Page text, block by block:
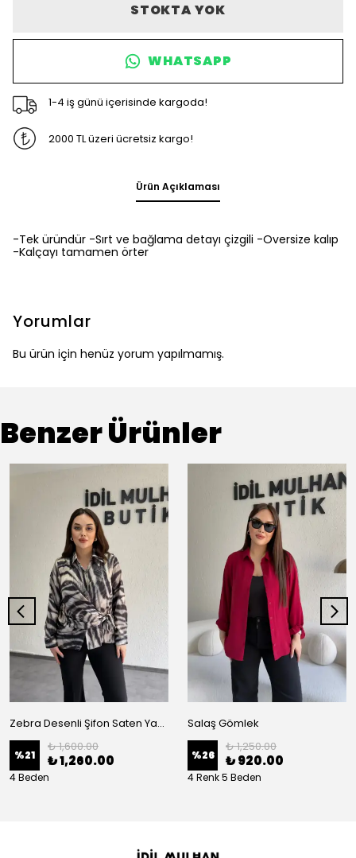
STOKTA YOK
WHATSAPP
1-4 iş günü içerisinde kargoda!
2000 TL üzeri ücretsiz kargo!
Ürün Açıklaması
-Tek üründür -Sırt ve bağlama detayı çizgili -Oversize kalıp
-Kalçayı tamamen örter
Yorumlar
Bu ürün için henüz yorum yapılmamış.
Benzer Ürünler
Zebra Desenli Şifon Saten Yan Bağlamalı Gömlek
%21
₺ 1,600.00
₺ 1,260.00
4 Beden
Salaş Gömlek
%26
₺ 1,250.00
₺ 920.00
4 Renk 5 Beden